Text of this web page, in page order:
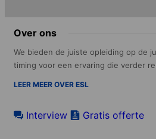
Over ons
We bieden de juiste opleiding op de
timing voor een ervaring die verder
LEER MEER OVER ESL
Interview Gratis offerte